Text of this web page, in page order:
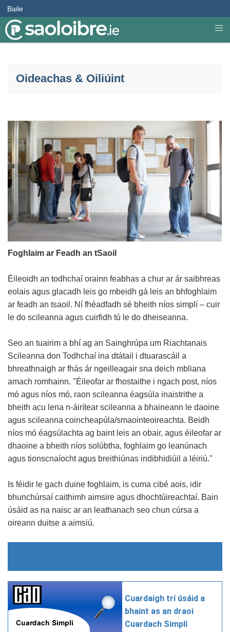
Baile
Oideachas & Oiliúint
Foghlaim ar Feadh an tSaoil
Éileoidh an todhchaí orainn feabhas a chur ar ár saibhreas
eolais agus glacadh leis go mbeidh gá leis an bhfoghlaim
ar feadh an tsaoil. Ní fhéadfadh sé bheith níos simplí – cuir
le do scileanna agus cuirfidh tú le do dheiseanna.
Seo an tuairim a bhí ag an Sainghrúpa um Riachtanais
Scileanna don Todhchaí ina dtátail i dtuarascáil a
bhreathnaigh ar fhás ár ngeilleagair sna deich mbliana
amach romhainn. "Éileofar ar fhostaithe i ngach post, níos
mó agus níos mó, raon scileanna éagsúla inaistrithe a
bheith acu lena n-áirítear scileanna a bhaineann le daoine
agus scileanna coincheapúla/smaointeoireachta. Beidh
níos mó éagsúlachta ag baint leis an obair, agus éileofar ar
dhaoine a bheith níos solúbtha, foghlaim go leanúnach
agus tionscnaíocht agus breithiúnas indibhidiúil a léiriú."
Is féidir le gach duine foghlaim, is cuma cibé aois, idir
bhunchúrsaí caithimh aimsire agus dhochtúireachtaí. Bain
úsáid as na naisc ar an leathanach seo chun cúrsa a
oireann duitse a aimsiú.
Cuardaigh trí úsáid a
bhaint as an draoi
Cuardach Simplí